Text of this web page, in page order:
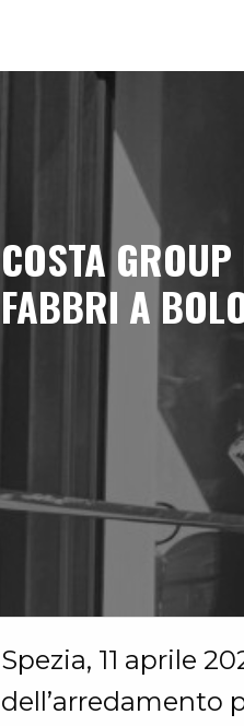
COSTA
FABBRI A
Spezia, 11 aprile
dell’arredamento